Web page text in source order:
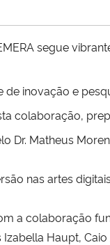
segue
de inovação e
colaboração,
Dr. Matheus
nas artes
a colaboração
Haupt,